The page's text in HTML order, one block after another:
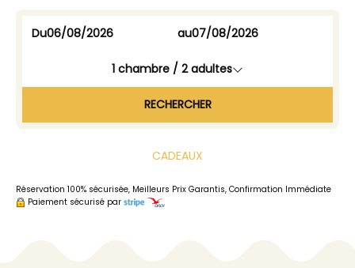
Du au
1 chambre / 2adultes
RECHERCHER
CADEAUX
Réservation 100% sécurisée, Meilleurs Prix Garantis, Confirmation Immédiate
Paiement sécurisé par